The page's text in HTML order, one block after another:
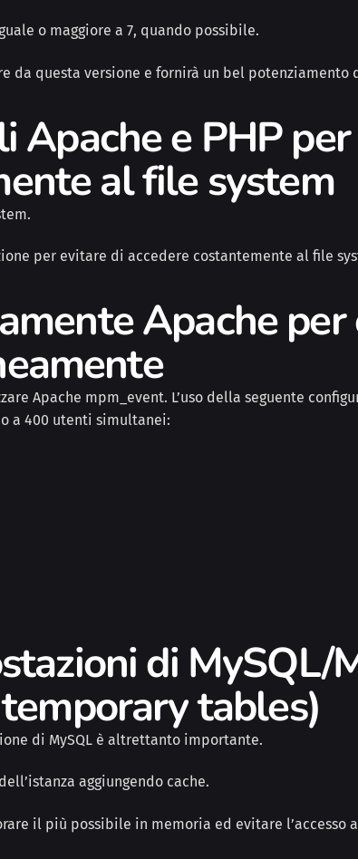
o maggiore a 7, quando possibile.
da questa versione e fornirà un bel potenziamento
Apache e PHP
al file system
per evitare di accedere costantemente al file
Apache
Apache mpm_event. L’uso della seguente
a 400 utenti simultanei:
di MySQL/
tables)
di MySQL è altrettanto importante.
aggiungendo cache.
il più possibile in memoria ed evitare l’accesso